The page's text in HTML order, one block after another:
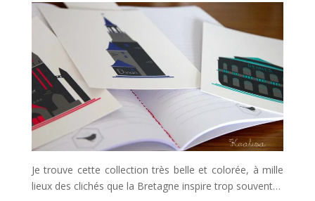
Je trouve cette collection très belle et colorée, à mille
lieux des clichés que la Bretagne inspire trop souvent…